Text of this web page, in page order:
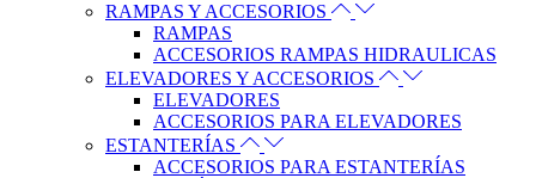
RAMPAS Y ACCESORIOS
RAMPAS
ACCESORIOS RAMPAS HIDRAULICAS
ELEVADORES Y ACCESORIOS
ELEVADORES
ACCESORIOS PARA ELEVADORES
ESTANTERÍAS
ACCESORIOS PARA ESTANTERÍAS